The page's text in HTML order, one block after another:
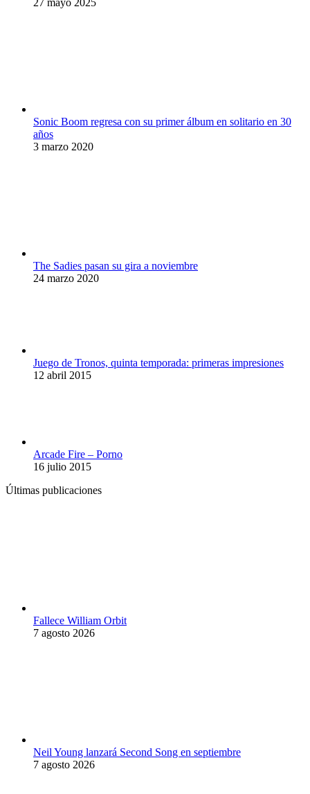
Sonic Boom regresa con su primer álbum en solitario en 30
años
3 marzo 2020
The Sadies pasan su gira a noviembre
24 marzo 2020
Juego de Tronos, quinta temporada: primeras impresiones
12 abril 2015
Arcade Fire – Porno
16 julio 2015
Últimas publicaciones
Fallece William Orbit
7 agosto 2026
Neil Young lanzará Second Song en septiembre
7 agosto 2026